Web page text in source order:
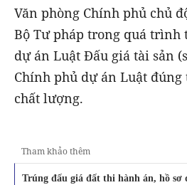
Văn phòng Chính phủ chủ
Bộ Tư pháp trong quá trình
dự án Luật Đấu giá tài sản
Chính phủ dự án Luật đúng
chất lượng.
Tham khảo thêm
Trúng đấu giá đất thi hành án, hồ sơ